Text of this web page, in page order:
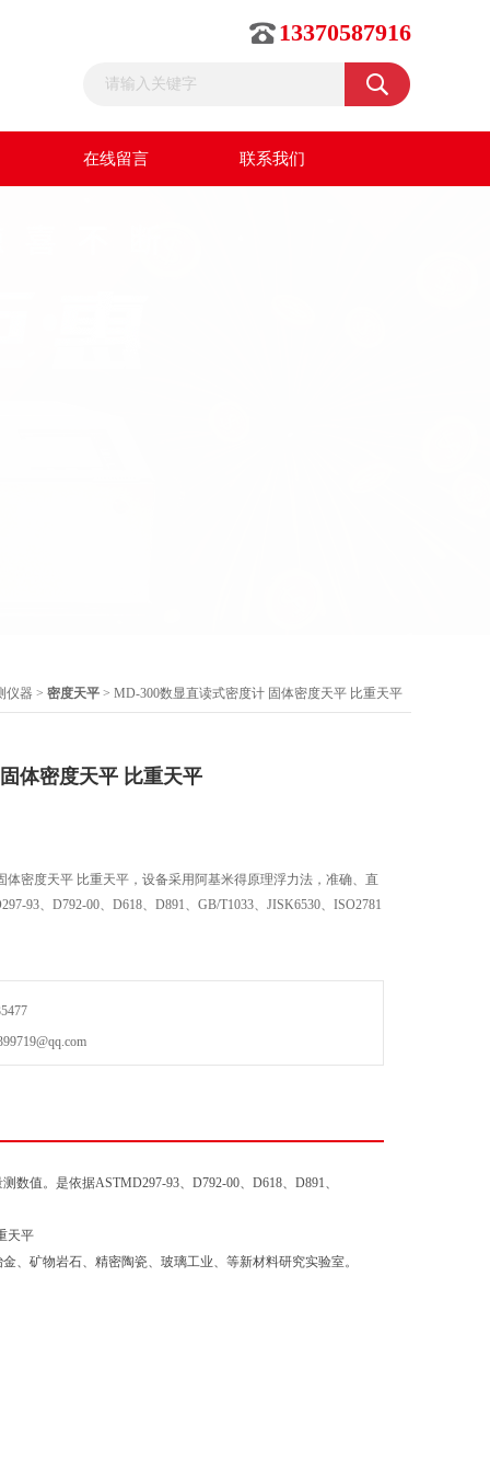
13370587916
在线留言 联系我们
仪器 > 密度天平 > MD-300数显直读式密度计 固体密度天平 比重天平
体密度天平 比重天平
体密度天平 比重天平，设备采用阿基米得原理浮力法，准确、直
93、D792-00、D618、D891、GB/T1033、JISK6530、ISO2781
值。是依据ASTMD297-93、D792-00、D618、D891、
、矿物岩石、精密陶瓷、玻璃工业、等新材料研究实验室。